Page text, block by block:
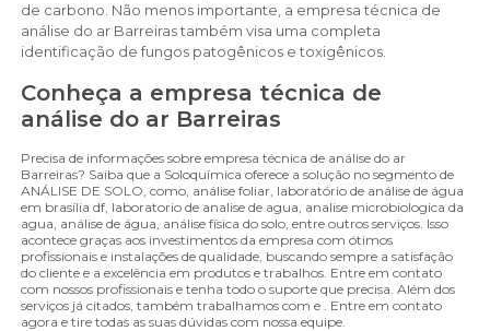
de carbono. Não menos importante, a empresa técnica de
análise do ar Barreiras também visa uma completa
identificação de fungos patogênicos e toxigênicos.
Conheça a empresa técnica de
análise do ar Barreiras
Precisa de informações sobre empresa técnica de análise do ar
Barreiras? Saiba que a Soloquímica oferece a solução no segmento de
ANÁLISE DE SOLO, como, análise foliar, laboratório de análise de água
em brasília df, laboratorio de analise de agua, analise microbiologica da
agua, análise de água, análise física do solo, entre outros serviços. Isso
acontece graças aos investimentos da empresa com ótimos
profissionais e instalações de qualidade, buscando sempre a satisfação
do cliente e a excelência em produtos e trabalhos. Entre em contato
com nossos profissionais e tenha todo o suporte que precisa. Além dos
serviços já citados, também trabalhamos com e . Entre em contato
agora e tire todas as suas dúvidas com nossa equipe.